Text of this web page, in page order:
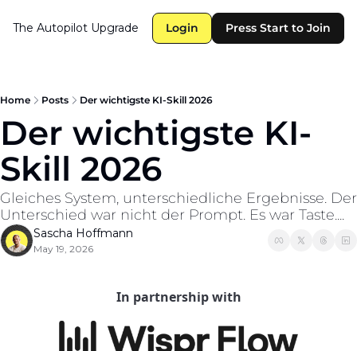
The Autopilot Upgrade Login Press Start to Join
Home Posts Der wichtigste KI-Skill 2026
Der wichtigste KI-
Skill 2026
Gleiches System, unterschiedliche Ergebnisse. Der
Unterschied war nicht der Prompt. Es war Taste....
Sascha Hoffmann
May 19, 2026
In partnership with